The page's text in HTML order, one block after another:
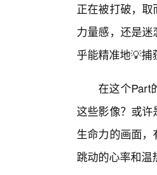
正在被打破，
力量感，还是
乎能精准地💡捕
在这个Part
这些影像？或
生命力的画面
跳动的心率和温